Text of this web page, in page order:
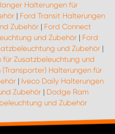
Halterungen für
| Ford Transit Halterungen
Zubehör | Ford Connect
und Zubehör| Ford
und Zubehör|
Zusatzbeleuchtung und
(Transporter) Halterungen für
| Iveco Daily Halterungen
Zubehör | Dodge Ram
und Zubehör